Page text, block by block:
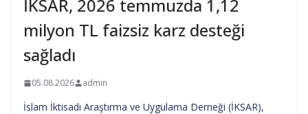
İKSAR, 2026 temmuzda 1,12
milyon TL faizsiz karz desteği
sağladı
05.08.2026 admin
İslam İktisadı Araştırma ve Uygulama Derneği (İKSAR),